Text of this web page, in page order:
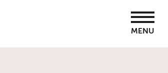
MENU